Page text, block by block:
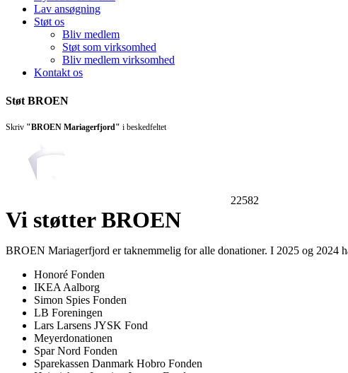
Lav ansøgning
Støt os
Bliv medlem
Støt som virksomhed
Bliv medlem virksomhed
Kontakt os
Støt BROEN
Skriv "BROEN Mariagerfjord" i beskedfeltet
22582
Vi støtter BROEN
BROEN Mariagerfjord er taknemmelig for alle donationer. I 2025 og 2024
Honoré Fonden
IKEA Aalborg
Simon Spies Fonden
LB Foreningen
Lars Larsens JYSK Fond
Meyerdonationen
Spar Nord Fonden
Sparekassen Danmark Hobro Fonden